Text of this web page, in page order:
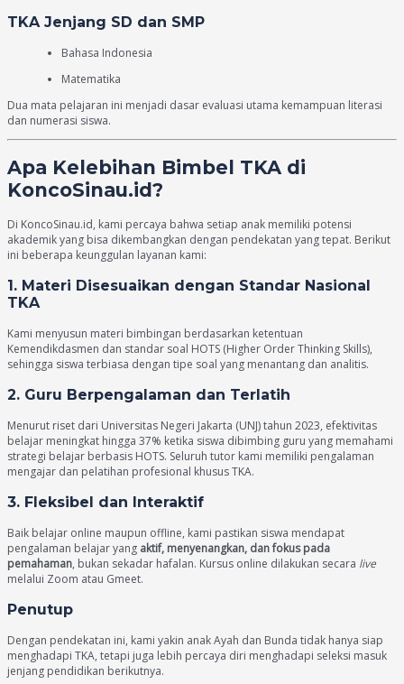
TKA Jenjang SD dan SMP
Bahasa Indonesia
Matematika
Dua mata pelajaran ini menjadi dasar evaluasi utama kemampuan literasi
dan numerasi siswa.
Apa Kelebihan Bimbel TKA di
KoncoSinau.id?
Di KoncoSinau.id, kami percaya bahwa setiap anak memiliki potensi
akademik yang bisa dikembangkan dengan pendekatan yang tepat. Berikut
ini beberapa keunggulan layanan kami:
1. Materi Disesuaikan dengan Standar Nasional
TKA
Kami menyusun materi bimbingan berdasarkan ketentuan
Kemendikdasmen dan standar soal HOTS (Higher Order Thinking Skills),
sehingga siswa terbiasa dengan tipe soal yang menantang dan analitis.
2. Guru Berpengalaman dan Terlatih
Menurut riset dari Universitas Negeri Jakarta (UNJ) tahun 2023, efektivitas
belajar meningkat hingga 37% ketika siswa dibimbing guru yang memahami
strategi belajar berbasis HOTS. Seluruh tutor kami memiliki pengalaman
mengajar dan pelatihan profesional khusus TKA.
3. Fleksibel dan Interaktif
Baik belajar online maupun offline, kami pastikan siswa mendapat
pengalaman belajar yang aktif, menyenangkan, dan fokus pada
pemahaman, bukan sekadar hafalan. Kursus online dilakukan secara live
melalui Zoom atau Gmeet.
Penutup
Dengan pendekatan ini, kami yakin anak Ayah dan Bunda tidak hanya siap
menghadapi TKA, tetapi juga lebih percaya diri menghadapi seleksi masuk
jenjang pendidikan berikutnya.